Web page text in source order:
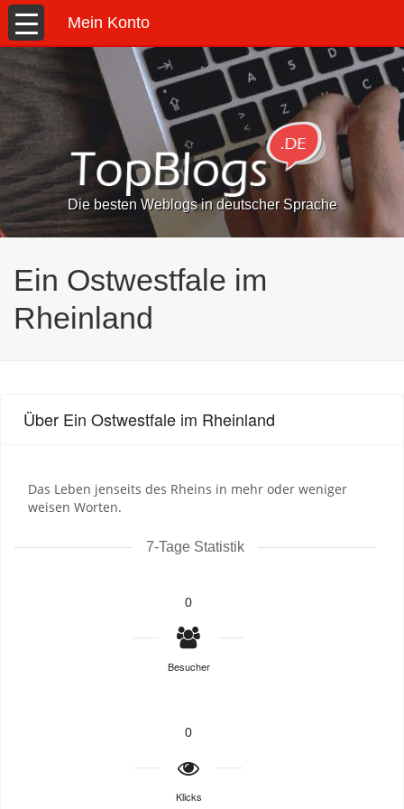
Mein Konto
Die besten Weblogs in deutscher Sprache
Ein Ostwestfale im
Rheinland
Über Ein Ostwestfale im Rheinland
Das Leben jenseits des Rheins in mehr oder weniger
weisen Worten.
7-Tage Statistik
0
Besucher
0
Klicks